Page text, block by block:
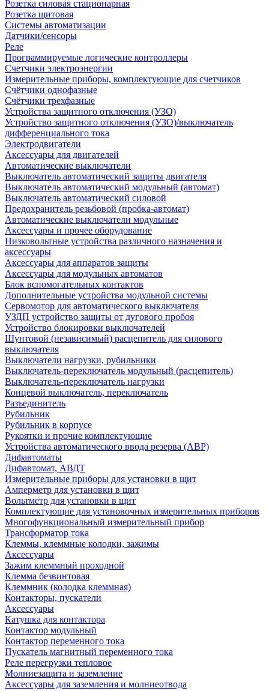
Розетка силовая стационарная
Розетка щитовая
Системы автоматизации
Датчики/сенсоры
Реле
Программируемые логические контроллеры
Счетчики электроэнергии
Измерительные приборы, комплектующие для счетчиков
Счётчики однофазные
Счётчики трехфазные
Устройства защитного отключения (УЗО)
Устройство защитного отключения (УЗО)/выключатель
дифференциального тока
Электродвигатели
Аксессуары для двигателей
Автоматические выключатели
Выключатель автоматический защиты двигателя
Выключатель автоматический модульный (автомат)
Выключатель автоматический силовой
Предохранитель резьбовой (пробка-автомат)
Автоматические выключатели модульные
Аксессуары и прочее оборудование
Низковольтные устройства различного назначения и
аксессуары
Аксессуары для аппаратов защиты
Аксессуары для модульных автоматов
Блок вспомогательных контактов
Дополнительные устройства модульной системы
Сервомотор для автоматического выключателя
УЗДП устройство защиты от дугового пробоя
Устройство блокировки выключателей
Шунтовой (независимый) расцепитель для силового
выключателя
Выключатели нагрузки, рубильники
Выключатель-переключатель модульный (расцепитель)
Выключатель-переключатель нагрузки
Концевой выключатель, переключатель
Разъединитель
Рубильник
Рубильник в корпусе
Рукоятки и прочие комплектующие
Устройства автоматического ввода резерва (АВР)
Дифавтоматы
Дифавтомат, АВДТ
Измерительные приборы для установки в щит
Амперметр для установки в щит
Вольтметр для установки в щит
Комплектующие для установочных измерительных приборов
Многофункциональный измерительный прибор
Трансформатор тока
Клеммы, клеммные колодки, зажимы
Аксессуары
Зажим клеммный проходной
Клемма безвинтовая
Клеммник (колодка клеммная)
Контакторы, пускатели
Аксессуары
Катушка для контактора
Контактор модульный
Контактор переменного тока
Пускатель магнитный переменного тока
Реле перегрузки тепловое
Молниезащита и заземление
Аксессуары для заземления и молниеотвода